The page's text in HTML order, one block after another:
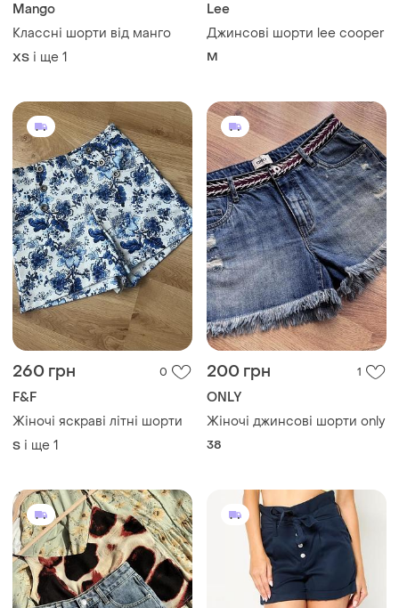
Mango
Классні шорти від манго
ХS і ще 1
Lee
Джинсові шорти lee cooper
M
260 грн 0
F&F
Жіночі яскраві літні шорти
S і ще 1
200 грн 1
ONLY
Жіночі джинсові шорти only
38